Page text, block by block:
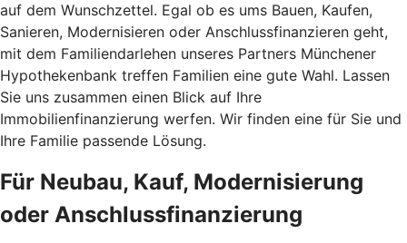
auf dem Wunschzettel. Egal ob es ums Bauen, Kaufen,
Sanieren, Modernisieren oder Anschlussfinanzieren geht,
mit dem Familiendarlehen unseres Partners Münchener
Hypothekenbank treffen Familien eine gute Wahl. Lassen
Sie uns zusammen einen Blick auf Ihre
Immobilienfinanzierung werfen. Wir finden eine für Sie und
Ihre Familie passende Lösung.
Für Neubau, Kauf, Modernisierung
oder Anschlussfinanzierung